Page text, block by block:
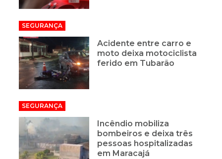
SEGURANÇA
Acidente entre carro e
moto deixa motociclista
ferido em Tubarão
SEGURANÇA
Incêndio mobiliza
bombeiros e deixa três
pessoas hospitalizadas
em Maracajá